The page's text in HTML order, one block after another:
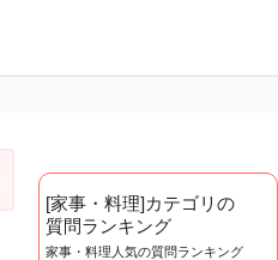
[家事・料理]カテゴリの
質問ランキング
家事・料理人気の質問ランキング